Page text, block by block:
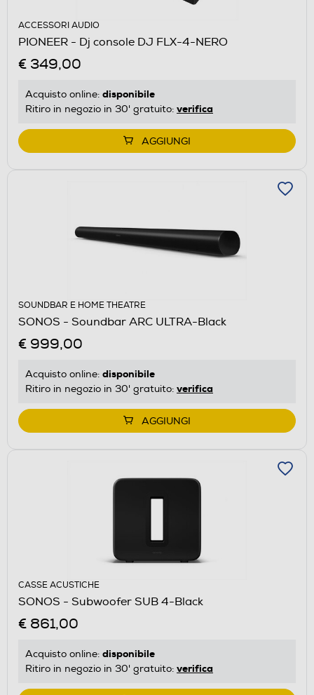
ACCESSORI AUDIO
PIONEER - Dj console DJ FLX-4-NERO
€ 349,00
Acquisto online: disponibile
Ritiro in negozio in 30' gratuito: verifica
AGGIUNGI
SOUNDBAR E HOME THEATRE
SONOS - Soundbar ARC ULTRA-Black
€ 999,00
Acquisto online: disponibile
Ritiro in negozio in 30' gratuito: verifica
AGGIUNGI
CASSE ACUSTICHE
SONOS - Subwoofer SUB 4-Black
€ 861,00
Acquisto online: disponibile
Ritiro in negozio in 30' gratuito: verifica